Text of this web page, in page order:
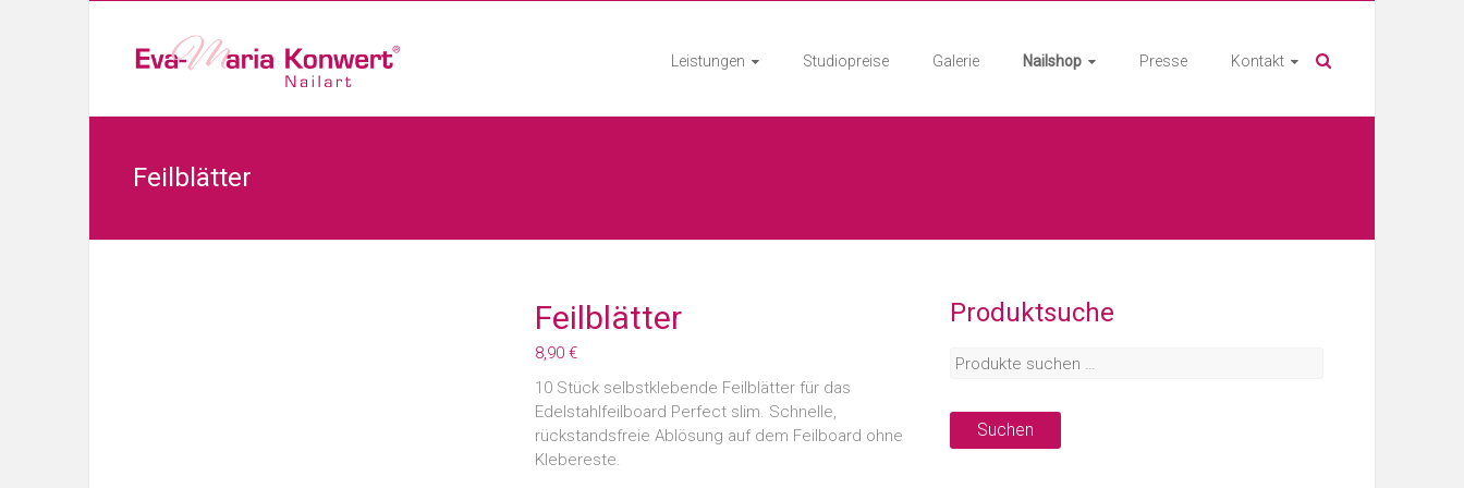
Leistungen Studiopreise Galerie Nailshop Presse Kontakt
Feilblätter
Feilblätter
8,90€
10 Stück selbstklebende Feilblätter für das
Edelstahlfeilboard Perfect slim. Schnelle,
rückstandsfreie Ablösung auf dem Feilboard ohne
Klebereste.
Produktsuche
Suchen